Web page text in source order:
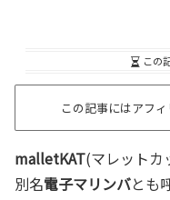
この
この記事にはアフ
malletKAT(マレットカ
別名電子マリンバとも